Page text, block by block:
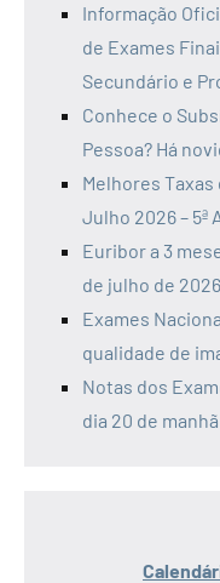
Informação
de Exames
Secundário e
Conhece o
Pessoa? Há
Melhores
Julho 2026 – 5ª
Euribor a 3
de julho de 2026
Exames
qualidade de
Notas dos
dia 20 de